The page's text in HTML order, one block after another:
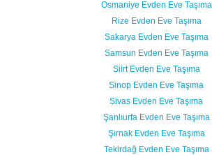
Osmaniye Evden Eve Taşıma
Rize Evden Eve Taşıma
Sakarya Evden Eve Taşıma
Samsun Evden Eve Taşıma
Siirt Evden Eve Taşıma
Sinop Evden Eve Taşıma
Sivas Evden Eve Taşıma
Şanlıurfa Evden Eve Taşıma
Şırnak Evden Eve Taşıma
Tekirdağ Evden Eve Taşıma